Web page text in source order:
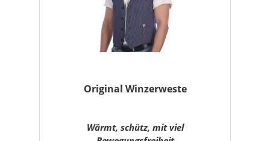
Original Winzerweste
Wärmt, schütz, mit viel